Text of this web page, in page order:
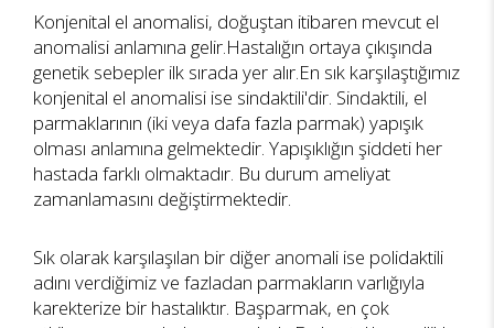
Konjenital el anomalisi, doğuştan itibaren mevcut el
anomalisi anlamına gelir.Hastalığın ortaya çıkışında
genetik sebepler ilk sırada yer alır.En sık karşılaştığımız
konjenital el anomalisi ise sindaktili'dir. Sindaktili, el
parmaklarının (iki veya dafa fazla parmak) yapışık
olması anlamına gelmektedir. Yapışıklığın şiddeti her
hastada farklı olmaktadır. Bu durum ameliyat
zamanlamasını değiştirmektedir.
Sık olarak karşılaşılan bir diğer anomali ise polidaktili
adını verdiğimiz ve fazladan parmakların varlığıyla
karekterize bir hastalıktır. Başparmak, en çok